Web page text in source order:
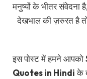
मनुष्यों के भीतर संवेदना
देखभाल की ज़रुरत है
इस पोस्ट में हमने आपको
Quotes in Hindiके